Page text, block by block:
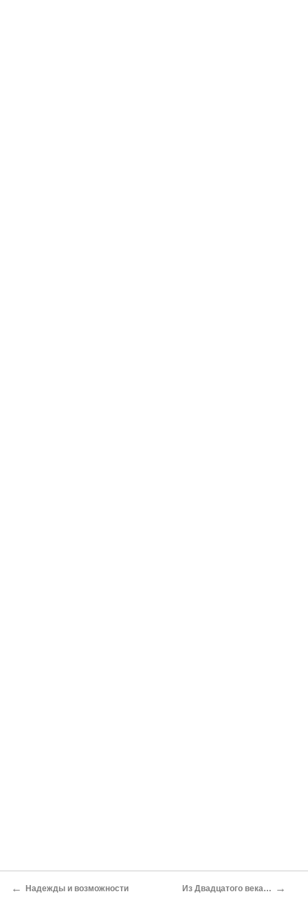
← Надежды и возможности Из Двадцатого века… →